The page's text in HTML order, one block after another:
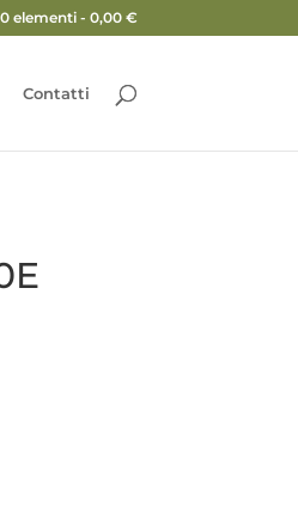
0 elementi 0,00 €
Contatti